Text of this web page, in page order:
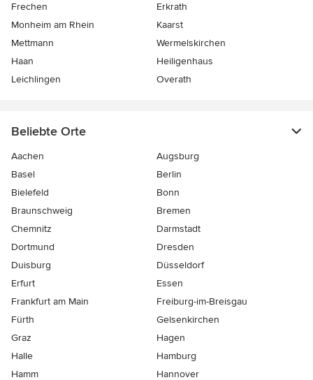
Frechen
Erkrath
Monheim am Rhein
Kaarst
Mettmann
Wermelskirchen
Haan
Heiligenhaus
Leichlingen
Overath
Beliebte Orte
Aachen
Augsburg
Basel
Berlin
Bielefeld
Bonn
Braunschweig
Bremen
Chemnitz
Darmstadt
Dortmund
Dresden
Duisburg
Düsseldorf
Erfurt
Essen
Frankfurt am Main
Freiburg-im-Breisgau
Fürth
Gelsenkirchen
Graz
Hagen
Halle
Hamburg
Hamm
Hannover